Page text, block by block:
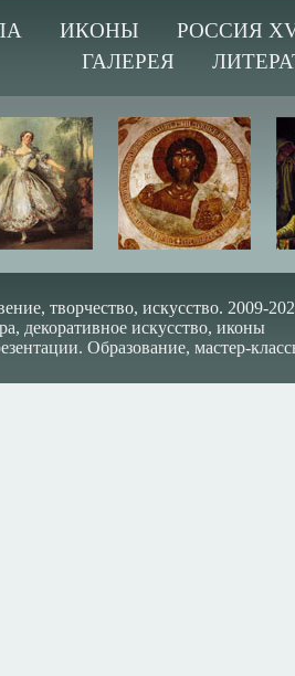
ИКОНЫ
РОССИЯ
ГАЛЕРЕЯ
творчество, искусство. 2009-
декоративное искусство, иконы
Образование, мастер-